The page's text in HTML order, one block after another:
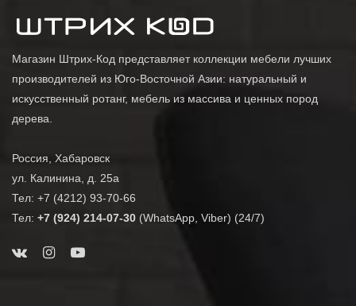
Магазин Штрих-Код представляет коллекции мебели лучших
производителей из Юго-Восточной Азии: натуральный и
искусственный ротанг, мебель из массива и ценных пород
дерева.
Россия, Хабаровск
ул. Калинина, д. 25а
Тел: +7 (4212) 93-70-66
Тел: +7 (924) 214-07-30 (WhatsApp, Viber) (24/7)